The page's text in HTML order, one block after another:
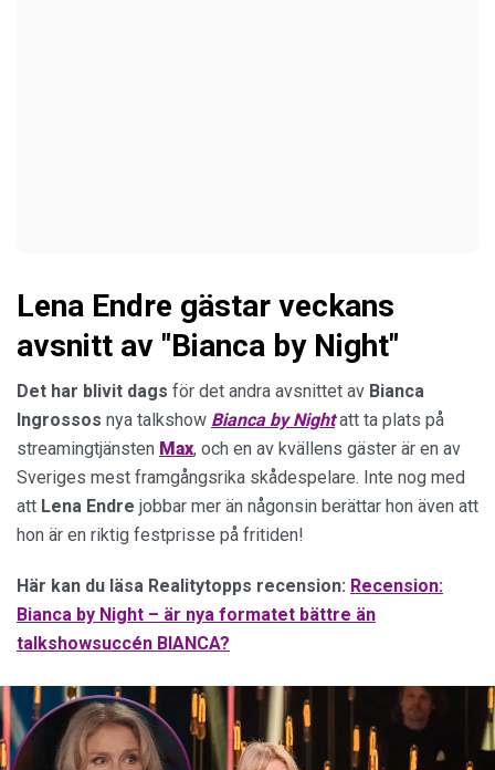
Lena Endre gästar veckans
avsnitt av "Bianca by Night"
Det har blivit dags för det andra avsnittet av Bianca
Ingrossos nya talkshow Bianca by Nightatt ta plats på
streamingtjänsten Max, och en av kvällens gäster är en av
Sveriges mest framgångsrika skådespelare. Inte nog med
att Lena Endre jobbar mer än någonsin berättar hon även att
hon är en riktig festprisse på fritiden!
Här kan du läsa Realitytopps recension: Recension:
Bianca by Night – är nya formatet bättre än
talkshowsuccén BIANCA?